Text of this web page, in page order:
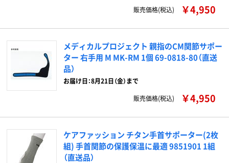
販売価格(税込)
￥4,950
メディカルプロジェクト 親指のCM関節サポー
ター 右手用 M MK-RM 1個 69-0818-80（直送
品）
お届け日：8月21日（金）まで
販売価格(税込)
￥4,950
ケアファッション チタン手首サポーター(2枚
組) 手首関節の保護保温に最適 9851901 1組
（直送品）